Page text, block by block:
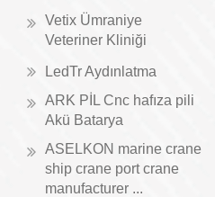
Vetix Ümraniye
Veteriner Kliniği
LedTr Aydınlatma
ARK PİL Cnc hafıza pili
Akü Batarya
ASELKON marine crane
ship crane port crane
manufacturer ...